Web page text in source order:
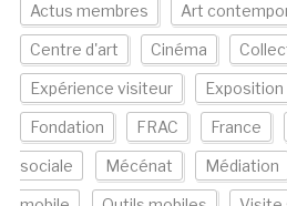
Actus membres Art
Centre d'art Cinéma
Expérience visiteur Exposition
Fondation FRAC France
sociale Mécénat Médiation